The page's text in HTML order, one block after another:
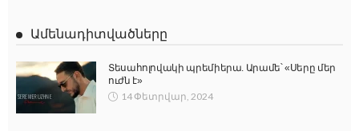
Ամենադիտվածները
Տեսահոլովակի պրեմիերա. Արամե՝ «Սերը մեր
ուժն է»
14 Փետրվար, 2024